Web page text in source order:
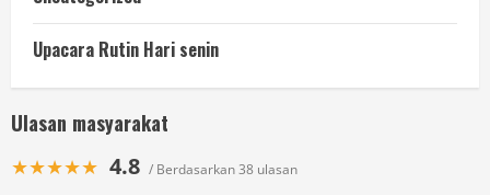
Upacara Rutin Hari senin
Ulasan masyarakat
★★★★★ 4.8 / Berdasarkan 38 ulasan